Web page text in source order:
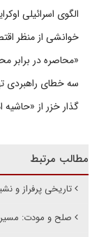
الگوی اسرائیلی
خوانشی از منظر
«محاصره در برابر
سه خطای راهبردی
گذار خزر از «حاشیه
مطالب مرتبط
تاریخی پرفراز و
صلح و مودت: مسیر